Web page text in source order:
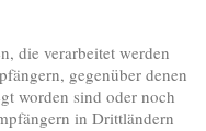
die verarbeitet werden
gegenüber denen
worden sind oder noch
in Drittländern